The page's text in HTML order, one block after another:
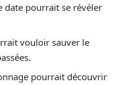
date pourrait se révéler
vouloir sauver le
pourrait découvrir